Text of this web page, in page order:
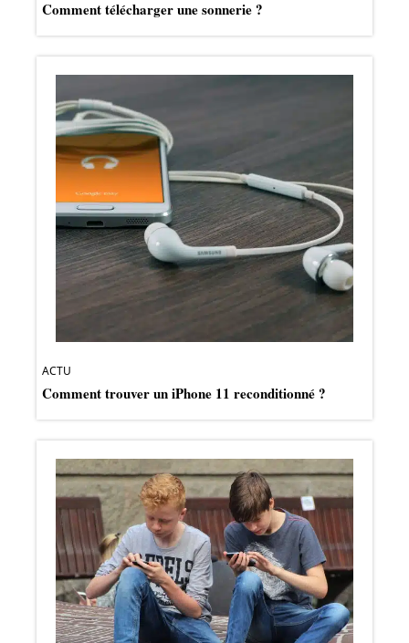
Comment télécharger une sonnerie ?
ACTU
Comment trouver un iPhone 11 reconditionné ?